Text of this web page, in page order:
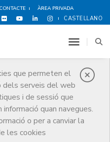
CONTACTE ÀREA PRIVADA
CASTELLANO
que permeten el
dels serveis del web
i de sessió que
quan navegues.
o per a canviar la
les cookies
toggle
dels Beatles